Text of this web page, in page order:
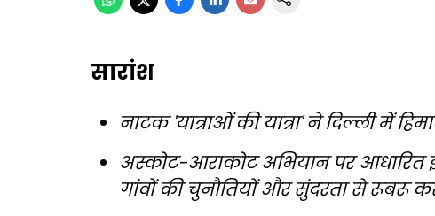
सारांश
नाटक 'यात्राओं की यात्रा' ने दिल्ली में
अस्कोट-आराकोट अभियान पर आधारित
गांवों की चुनौतियों और सुंदरता से रूबरू